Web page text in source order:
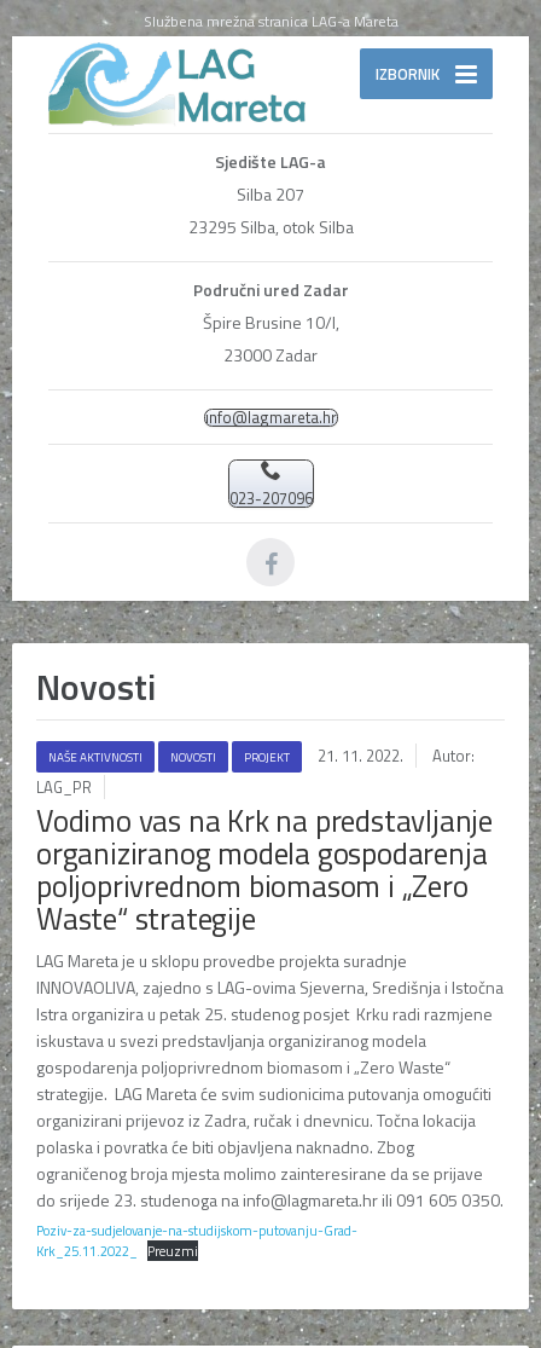
Službena mrežna stranica LAG-a Mareta
IZBORNIK
Sjedište LAG-a
Silba 207
23295 Silba, otok Silba
Područni ured Zadar
Špire Brusine 10/I,
23000 Zadar
info@lagmareta.hr
023-207096
Novosti
NAŠE AKTIVNOSTI NOVOSTI PROJEKT 21. 11. 2022.
Autor:
LAG_PR
Vodimo vas na Krk na predstavljanje
organiziranog modela gospodarenja
poljoprivrednom biomasom i „Zero
Waste“ strategije
LAG Mareta je u sklopu provedbe projekta suradnje
INNOVAOLIVA, zajedno s LAG-ovima Sjeverna, Središnja i Istočna
Istra organizira u petak 25. studenog posjet Krku radi razmjene
iskustava u svezi predstavljanja organiziranog modela
gospodarenja poljoprivrednom biomasom i „Zero Waste“
strategije. LAG Mareta će svim sudionicima putovanja omogućiti
organizirani prijevoz iz Zadra, ručak i dnevnicu. Točna lokacija
polaska i povratka će biti objavljena naknadno. Zbog
ograničenog broja mjesta molimo zainteresirane da se prijave
do srijede 23. studenoga na info@lagmareta.hr ili 091 605 0350.
Poziv-za-sudjelovanje-na-studijskom-putovanju-Grad-
Krk_25.11.2022_
Preuzmi